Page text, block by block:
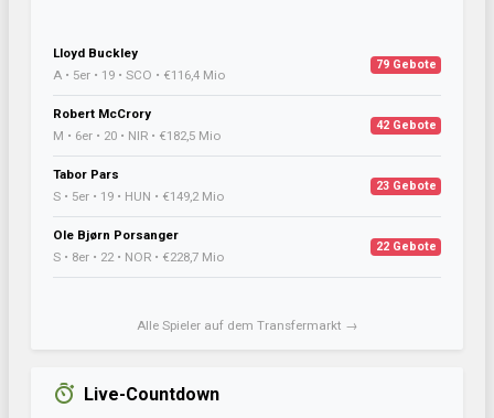
Lloyd Buckley
A • 5er • 19 • SCO • €116,4 Mio
79 Gebote
Robert McCrory
M • 6er • 20 • NIR • €182,5 Mio
42 Gebote
Tabor Pars
S • 5er • 19 • HUN • €149,2 Mio
23 Gebote
Ole Bjørn Porsanger
S • 8er • 22 • NOR • €228,7 Mio
22 Gebote
Alle Spieler auf dem Transfermarkt →
Live-Countdown